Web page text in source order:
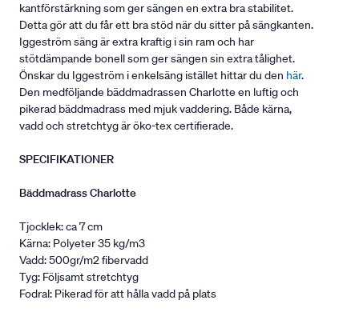
kantförstärkning som ger sängen en extra bra stabilitet.
Detta gör att du får ett bra stöd när du sitter på sängkanten.
Iggeström säng är extra kraftig i sin ram och har
stötdämpande bonell som ger sängen sin extra tålighet.
Önskar du Iggeström i enkelsäng istället hittar du den här.
Den medföljande bäddmadrassen Charlotte en luftig och
pikerad bäddmadrass med mjuk vaddering. Både kärna,
vadd och stretchtyg är öko-tex certifierade.
SPECIFIKATIONER
Bäddmadrass Charlotte
Tjocklek: ca 7 cm
Kärna: Polyeter 35 kg/m3
Vadd: 500gr/m2 fibervadd
Tyg: Följsamt stretchtyg
Fodral: Pikerad för att hålla vadd på plats